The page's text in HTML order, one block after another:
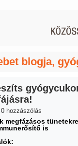
blogja,
0 hozzászólás
megfázásos
is